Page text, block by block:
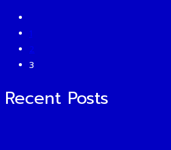
1
2
3
Recent Posts